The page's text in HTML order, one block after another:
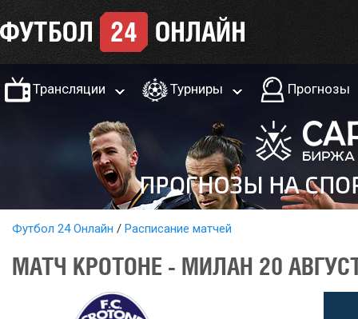
Трансляции Турниры Прогнозы
Футбол 24 Онлайн Расписание матчей
МАТЧ КРОТОНЕ - МИЛАН 20